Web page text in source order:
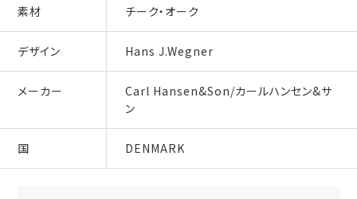
素材 チーク・オーク
デザイン Hans J.Wegner
メーカー
Carl Hansen&Son/カールハンセン&サ
ン
国 DENMARK